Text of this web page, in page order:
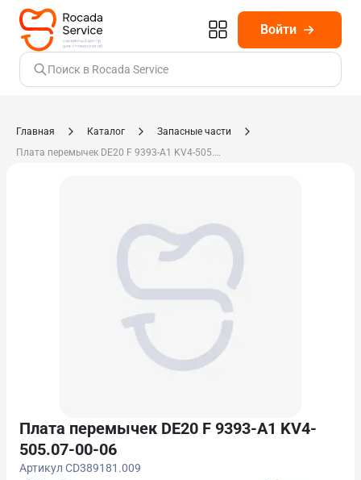
Войти
Поиск в Rocada Service
Главная Каталог
Запасные части
Плата перемычек DE20 F 9393-A1 KV4-505.07-00-06
Плата перемычек DE20 F 9393-A1 KV4-
505.07-00-06
Артикул CD389181.009